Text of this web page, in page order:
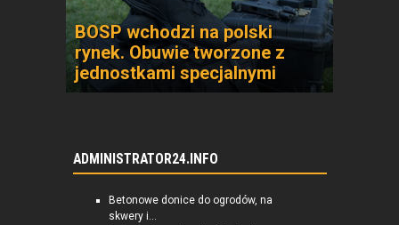
BOSP wchodzi na polski
rynek. Obuwie tworzone z
jednostkami specjalnymi
ADMINISTRATOR24.INFO
Betonowe donice do ogrodów, na
skwery i...